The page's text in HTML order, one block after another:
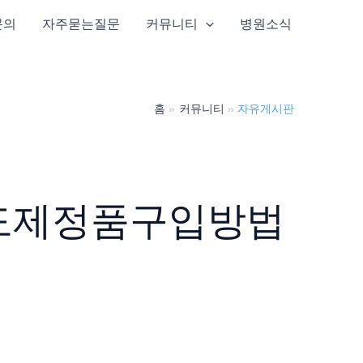
자주묻는질문 커뮤니티 병원소식
홈 커뮤니티 자유게시판
정품구입방법